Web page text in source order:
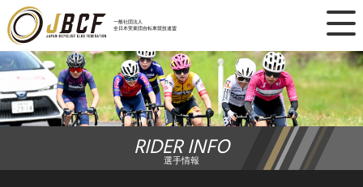
一般社団法人
全日本実業団自転車競技連盟
×
ニュース
レース日程
ランキング
RIDER INFO
選手情報